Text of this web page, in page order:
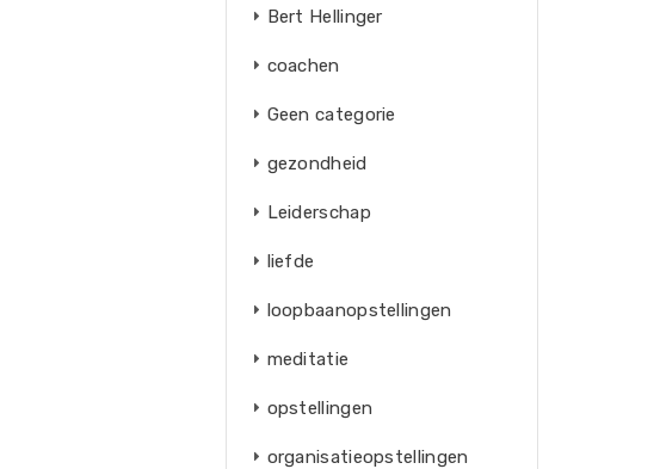
Bert Hellinger
coachen
Geen categorie
gezondheid
Leiderschap
liefde
loopbaanopstellingen
meditatie
opstellingen
organisatieopstellingen